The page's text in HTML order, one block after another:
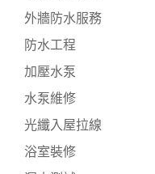
外牆防水服務
防水工程
加壓水泵
水泵維修
光纖入屋拉線
浴室裝修